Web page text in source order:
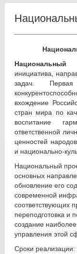
Национальный
инициатива,
задач.
вхождение
стран мира по
воспитание
ответственной
ценностей
и национально-
Национальный
основных
обновление его
современной
соответствующих
переподготовка и
создание
управления этой
Сроки